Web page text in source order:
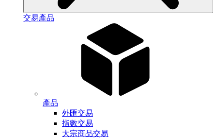
交易產品
產品
外匯交易
指數交易
大宗商品交易